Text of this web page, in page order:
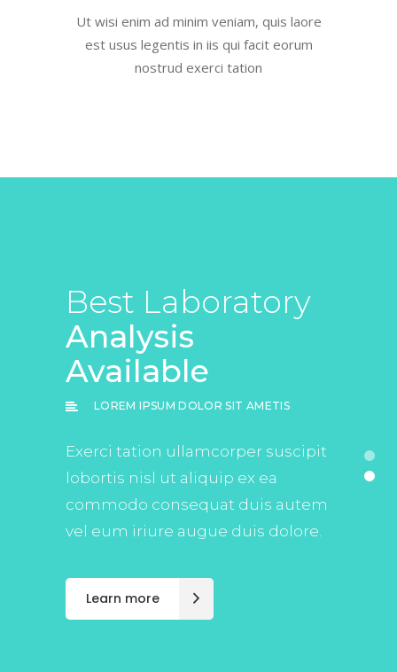
Ut wisi enim ad minim veniam, quis laore
est usus legentis in iis qui facit eorum
nostrud exerci tation
Relieve Pain.
Regain Your
Life.
LOREM IPSUM DOLOR SIT AMETIS
Exerci tation ullamcorper suscipit
lobortis nisl ut aliquip ex ea
commodo consequat duis autem
vel eum iriure augue duis dolore.
Learn more
Best Laboratory
Analysis
Available
LOREM IPSUM DOLOR SIT AMETIS
Exerci tation ullamcorper suscipit
lobortis nisl ut aliquip ex ea
commodo consequat duis autem
vel eum iriure augue duis dolore.
Learn more